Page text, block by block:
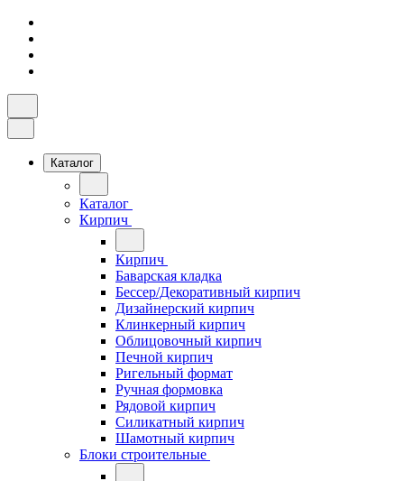
Каталог
Каталог
Кирпич
Кирпич
Баварская кладка
Бессер/Декоративный кирпич
Дизайнерский кирпич
Клинкерный кирпич
Облицовочный кирпич
Печной кирпич
Ригельный формат
Ручная формовка
Рядовой кирпич
Силикатный кирпич
Шамотный кирпич
Блоки строительные